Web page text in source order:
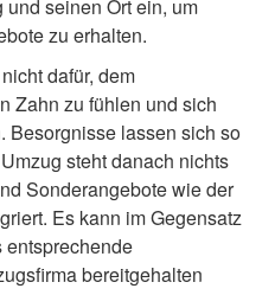
seinen Ort ein, um
zu erhalten.
dafür, dem
Zahn zu fühlen und sich
Besorgnisse lassen sich so
steht danach nichts
Sonderangebote wie der
Es kann im Gegensatz
entsprechende
bereitgehalten